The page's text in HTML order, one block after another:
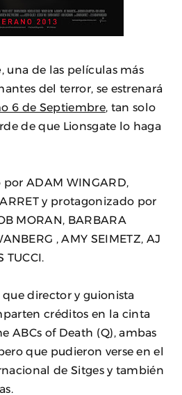
, una de las películas más
del terror, se estrenará
6 de Septiembre, tan solo
de que Lionsgate lo haga
ADAM WINGARD,
y protagonizado por
MORAN, BARBARA
, AMY SEIMETZ, AJ
TUCCI.
que director y guionista
créditos en la cinta
ABCs of Death (Q), ambas
que pudieron verse en el
de Sitges y también